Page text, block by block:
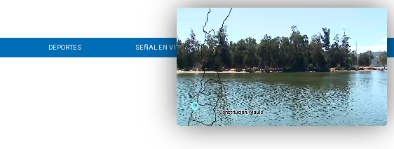
DEPORTES SEÑAL EN VIVO CONTACTO LÍNEA EDITORIAL